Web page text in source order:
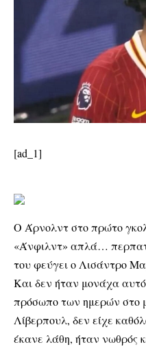
[ad_1]
Ο Άρνολντ στο πρώτο
«Άνφιλντ» απλά…
του φεύγει ο Λισάντρο
Και δεν ήταν μονάχα
πρόσωπο των ημερών στο
Λίβερπουλ, δεν είχε
έκανε λάθη, ήταν νωθρός